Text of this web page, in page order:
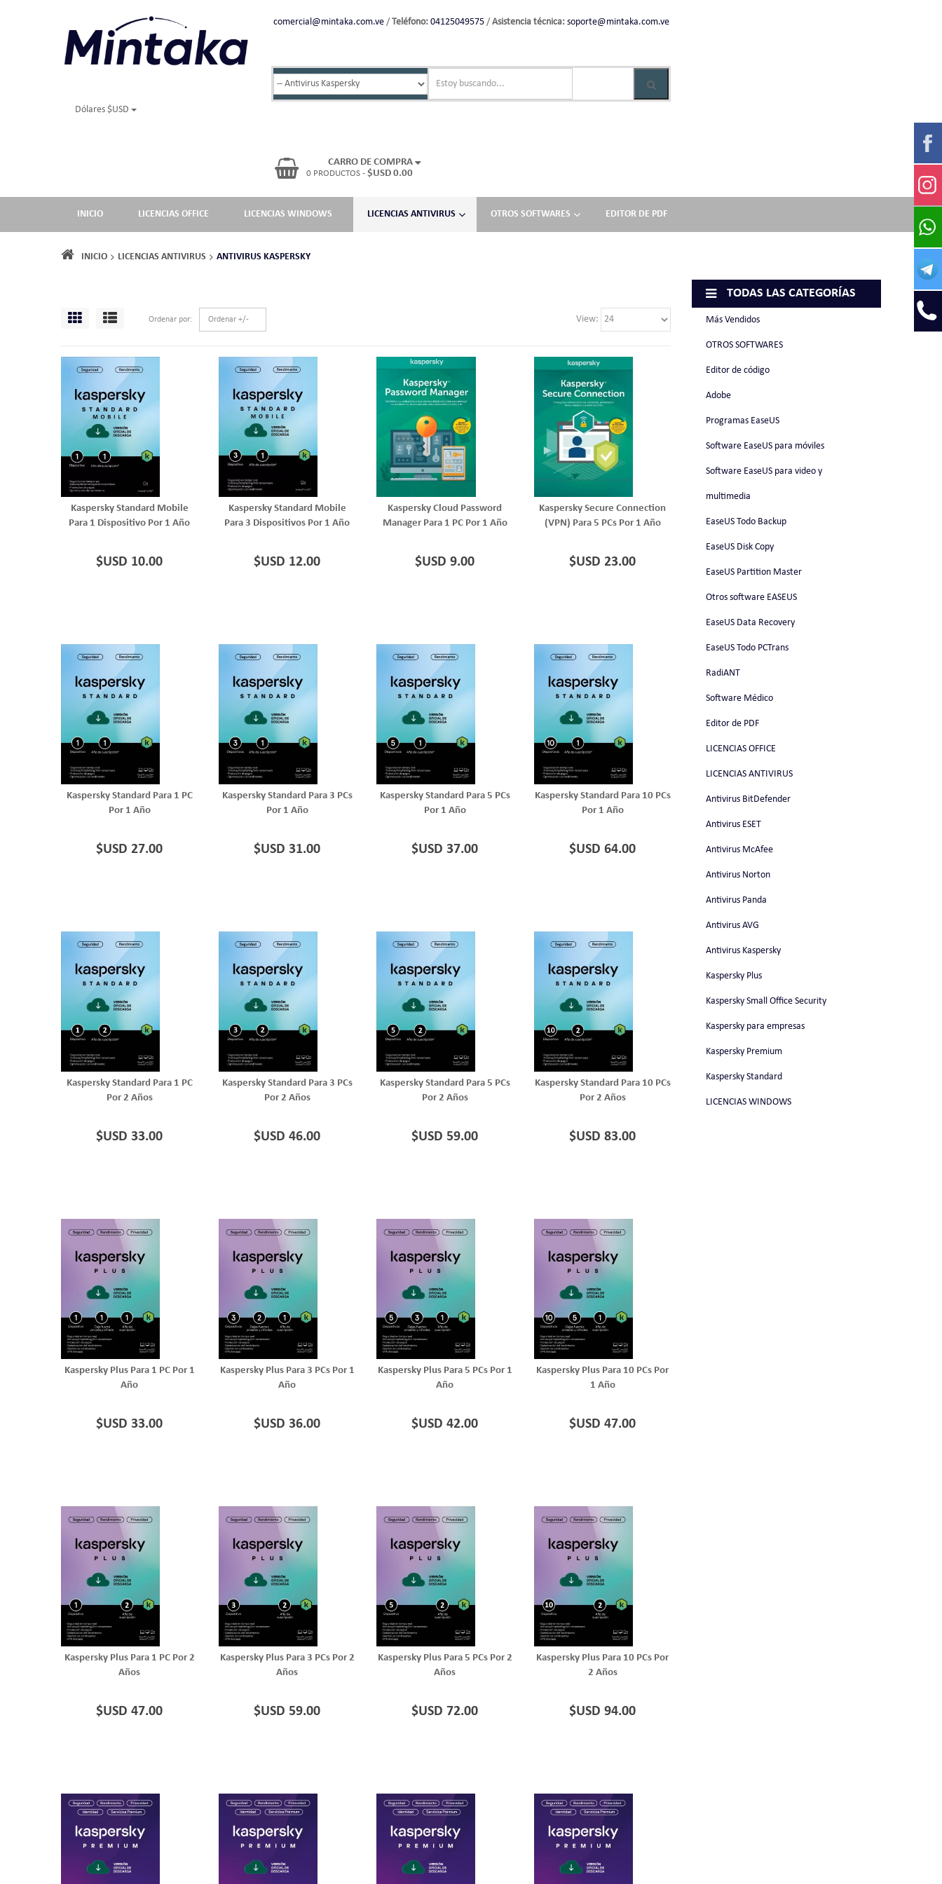
comercial@mintaka.com.ve/ Teléfono: 04125049575/ Asistencia técnica: soporte@mintaka.com.ve
Dólares $USD
CARRO DE COMPRA
0 PRODUCTOS - $USD 0.00
INICIO LICENCIAS OFFICE LICENCIAS WINDOWS LICENCIAS ANTIVIRUS OTROS SOFTWARES EDITOR DE PDF
INICIO LICENCIAS ANTIVIRUS ANTIVIRUS KASPERSKY
View
Ordenar por Ordenar +/-
Kaspersky Standard Mobile
Para 1 Dispositivo Por 1 Año
$USD 10.00
Kaspersky Standard Mobile
Para 3 Dispositivos Por 1 Año
$USD 12.00
Kaspersky Cloud Password
Manager Para 1 PC Por 1 Año
$USD 9.00
Kaspersky Secure Connection
(VPN) Para 5 PCs Por 1 Año
$USD 23.00
Kaspersky Standard Para 1 PC
Por 1 Año
$USD 27.00
Kaspersky Standard Para 3 PCs
Por 1 Año
$USD 31.00
Kaspersky Standard Para 5 PCs
Por 1 Año
$USD 37.00
Kaspersky Standard Para 10 PCs
Por 1 Año
$USD 64.00
Kaspersky Standard Para 1 PC
Por 2 Años
$USD 33.00
Kaspersky Standard Para 3 PCs
Por 2 Años
$USD 46.00
Kaspersky Standard Para 5 PCs
Por 2 Años
$USD 59.00
Kaspersky Standard Para 10 PCs
Por 2 Años
$USD 83.00
Kaspersky Plus Para 1 PC Por 1
Año
$USD 33.00
Kaspersky Plus Para 3 PCs Por 1
Año
$USD 36.00
Kaspersky Plus Para 5 PCs Por 1
Año
$USD 42.00
Kaspersky Plus Para 10 PCs Por
1 Año
$USD 47.00
Kaspersky Plus Para 1 PC Por 2
Años
$USD 47.00
Kaspersky Plus Para 3 PCs Por 2
Años
$USD 59.00
Kaspersky Plus Para 5 PCs Por 2
Años
$USD 72.00
Kaspersky Plus Para 10 PCs Por
2 Años
$USD 94.00
TODAS LAS CATEGORÍAS
Más Vendidos
OTROS SOFTWARES
Editor de código
Adobe
Programas EaseUS
Software EaseUS para móviles
Software EaseUS para video y
multimedia
EaseUS Todo Backup
EaseUS Disk Copy
EaseUS Partition Master
Otros software EASEUS
EaseUS Data Recovery
EaseUS Todo PCTrans
RadiANT
Software Médico
Editor de PDF
LICENCIAS OFFICE
LICENCIAS ANTIVIRUS
Antivirus BitDefender
Antivirus ESET
Antivirus McAfee
Antivirus Norton
Antivirus Panda
Antivirus AVG
Antivirus Kaspersky
Kaspersky Plus
Kaspersky Small Office Security
Kaspersky para empresas
Kaspersky Premium
Kaspersky Standard
LICENCIAS WINDOWS